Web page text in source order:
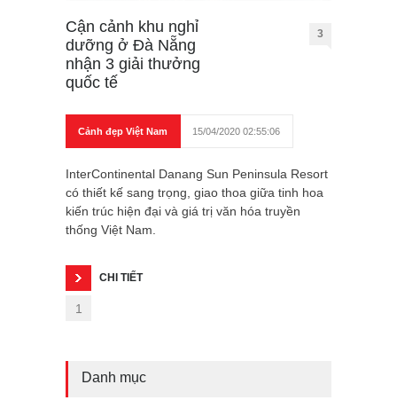
Cận cảnh khu nghỉ
dưỡng ở Đà Nẵng
nhận 3 giải thưởng
quốc tế
3
Cảnh đẹp Việt Nam 15/04/2020 02:55:06
InterContinental Danang Sun Peninsula Resort
có thiết kế sang trọng, giao thoa giữa tinh hoa
kiến trúc hiện đại và giá trị văn hóa truyền
thống Việt Nam.
CHI TIẾT
1
Danh mục